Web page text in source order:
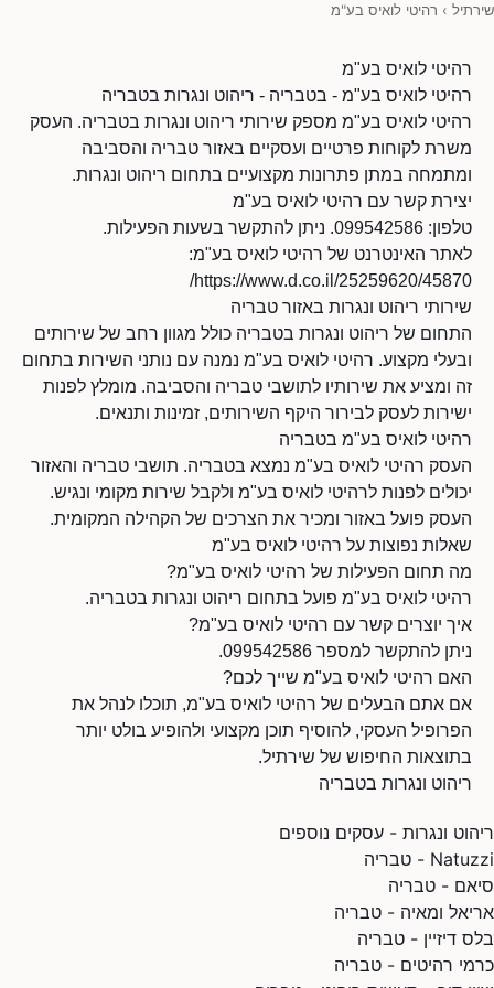
שירתיל › רהיטי לואיס בע"מ
רהיטי לואיס בע"מ
רהיטי לואיס בע"מ - בטבריה - ריהוט ונגרות בטבריה
רהיטי לואיס בע"מ מספק שירותי ריהוט ונגרות בטבריה. העסק
משרת לקוחות פרטיים ועסקיים באזור טבריה והסביבה
ומתמחה במתן פתרונות מקצועיים בתחום ריהוט ונגרות.
יצירת קשר עם רהיטי לואיס בע"מ
טלפון: 099542586. ניתן להתקשר בשעות הפעילות.
לאתר האינטרנט של רהיטי לואיס בע"מ:
https://www.d.co.il/25259620/45870/
שירותי ריהוט ונגרות באזור טבריה
התחום של ריהוט ונגרות בטבריה כולל מגוון רחב של שירותים
ובעלי מקצוע. רהיטי לואיס בע"מ נמנה עם נותני השירות בתחום
זה ומציע את שירותיו לתושבי טבריה והסביבה. מומלץ לפנות
ישירות לעסק לבירור היקף השירותים, זמינות ותנאים.
רהיטי לואיס בע"מ בטבריה
העסק רהיטי לואיס בע"מ נמצא בטבריה. תושבי טבריה והאזור
יכולים לפנות לרהיטי לואיס בע"מ ולקבל שירות מקומי ונגיש.
העסק פועל באזור ומכיר את הצרכים של הקהילה המקומית.
שאלות נפוצות על רהיטי לואיס בע"מ
מה תחום הפעילות של רהיטי לואיס בע"מ?
רהיטי לואיס בע"מ פועל בתחום ריהוט ונגרות בטבריה.
איך יוצרים קשר עם רהיטי לואיס בע"מ?
ניתן להתקשר למספר 099542586.
האם רהיטי לואיס בע"מ שייך לכם?
אם אתם הבעלים של רהיטי לואיס בע"מ, תוכלו לנהל את
הפרופיל העסקי, להוסיף תוכן מקצועי ולהופיע בולט יותר
בתוצאות החיפוש של שירתיל.
ריהוט ונגרות בטבריה
ריהוט ונגרות - עסקים נוספים
Natuzzi - טבריה
סיאם - טבריה
אריאל ומאיה - טבריה
בלס דיזיין - טבריה
כרמי רהיטים - טבריה